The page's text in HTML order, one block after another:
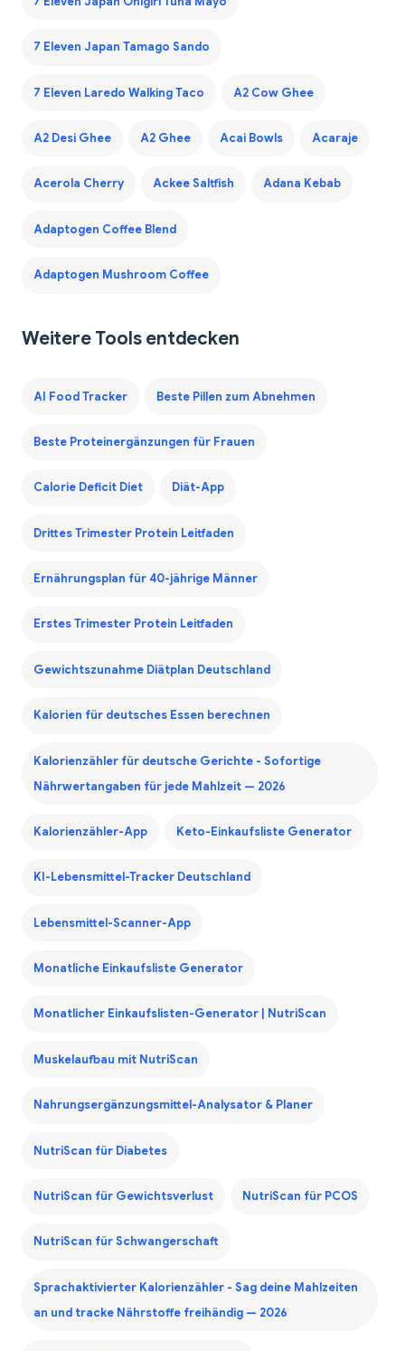
7 Eleven Japan Tamago Sando
7 Eleven Laredo Walking Taco A2 Cow Ghee
A2 Desi Ghee A2 Ghee Acai Bowls Acaraje
Acerola Cherry Ackee Saltfish Adana Kebab
Adaptogen Coffee Blend
Adaptogen Mushroom Coffee
Weitere Tools entdecken
AI Food Tracker Beste Pillen zum Abnehmen
Beste Proteinergänzungen für Frauen
Calorie Deficit Diet Diät-App
Drittes Trimester Protein Leitfaden
Ernährungsplan für 40-jährige Männer
Erstes Trimester Protein Leitfaden
Gewichtszunahme Diätplan Deutschland
Kalorien für deutsches Essen berechnen
Kalorienzähler für deutsche Gerichte - Sofortige
Nährwertangaben für jede Mahlzeit — 2026
Kalorienzähler-App Keto-Einkaufsliste Generator
KI-Lebensmittel-Tracker Deutschland
Lebensmittel-Scanner-App
Monatliche Einkaufsliste Generator
Monatlicher Einkaufslisten-Generator | NutriScan
Muskelaufbau mit NutriScan
Nahrungsergänzungsmittel-Analysator & Planer
NutriScan für Diabetes
NutriScan für Gewichtsverlust NutriScan für PCOS
NutriScan für Schwangerschaft
Sprachaktivierter Kalorienzähler - Sag deine Mahlzeiten
an und tracke Nährstoffe freihändig — 2026